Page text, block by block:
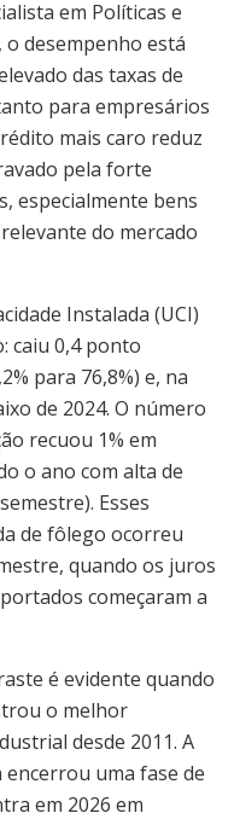
em Políticas e
desempenho está
das taxas de
para empresários
mais caro reduz
pela forte
especialmente bens
do mercado
Instalada (UCI)
caiu 0,4 ponto
para 76,8%) e, na
de 2024. O número
recuou 1% em
o ano com alta de
Esses
de fôlego ocorreu
quando os juros
começaram a
é evidente quando
o melhor
desde 2011. A
uma fase de
em 2026 em